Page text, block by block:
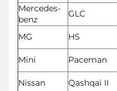
Mercedes-
benz
GLC
MG
HS
Mini
Paceman
Nissan
Qashqai II